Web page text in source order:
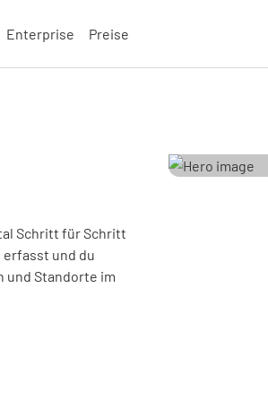
Enterprise Preise
Schritt für Schritt
und du
und Standorte im